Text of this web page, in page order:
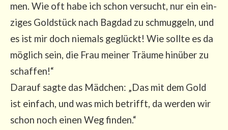
men. Wie oft habe ich schon ver­sucht, nur ein ein­
zi­ges Gold­stück nach Bag­dad zu schmug­geln, und
es ist mir doch nie­mals geglückt! Wie soll­te es da
mög­lich sein, die Frau mei­ner Träu­me hin­über zu
schaf­fen!“
Dar­auf sag­te das Mäd­chen: „Das mit dem Gold
ist ein­fach, und was mich betrifft, da wer­den wir
schon noch einen Weg fin­den.“